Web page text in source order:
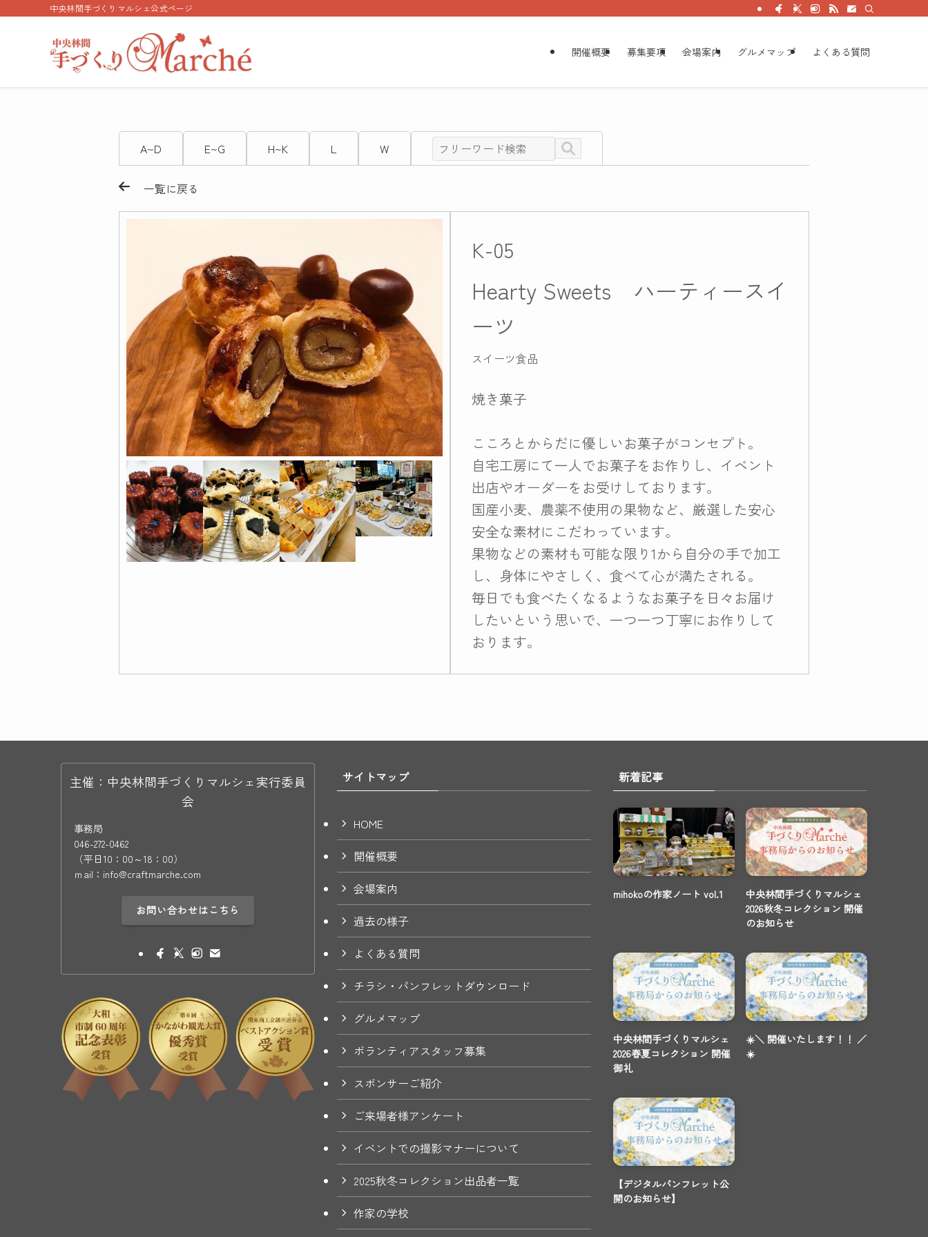
中央林間手づくりマルシェ公式ページ
開催概要 募集要項 会場案内 グルメマップ よくある質問
A~D E~G H~K L W
一覧に戻る
K-05
Hearty Sweets ハーティースイ
ーツ
スイーツ食品
焼き菓子
こころとからだに優しいお菓子がコンセプト。
自宅工房にて一人でお菓子をお作りし、イベント
出店やオーダーをお受けしております。
国産小麦、農薬不使用の果物など、厳選した安心
安全な素材にこだわっています。
果物などの素材も可能な限り1から自分の手で加工
し、身体にやさしく、食べて心が満たされる。
毎日でも食べたくなるようなお菓子を日々お届け
したいという思いで、一つ一つ丁寧にお作りして
おります。
主催：中央林間手づくりマルシェ実行委員
会
事務局
046-272-0462
（平日10：00～18：00）
ｍail：info@craftmarche.com
お問い合わせはこちら
サイトマップ
HOME
開催概要
会場案内
過去の様子
よくある質問
チラシ・パンフレットダウンロード
グルメマップ
ボランティアスタッフ募集
スポンサーご紹介
ご来場者様アンケート
イベントでの撮影マナーについて
2025秋冬コレクション出品者一覧
作家の学校
新着記事
mihokoの作家ノート vol.1
中央林間手づくりマルシェ
2026秋冬コレクション 開催
のお知らせ
中央林間手づくりマルシェ
2026春夏コレクション 開催
御礼
☀️＼ 開催いたします！！ ／
☀️
【デジタルパンフレット公
開のお知らせ】